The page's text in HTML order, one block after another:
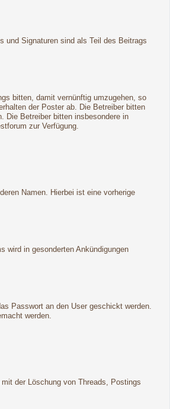
und Signaturen sind als Teil des Beitrags
bitten, damit vernünftig umzugehen, so
der Poster ab. Die Betreiber bitten
Die Betreiber bitten insbesondere in
zur Verfügung.
Namen. Hierbei ist eine vorherige
wird in gesonderten Ankündigungen
Passwort an den User geschickt werden.
werden.
der Löschung von Threads, Postings